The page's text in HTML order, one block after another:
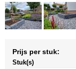
Prijs per stuk:
Stuk(s)